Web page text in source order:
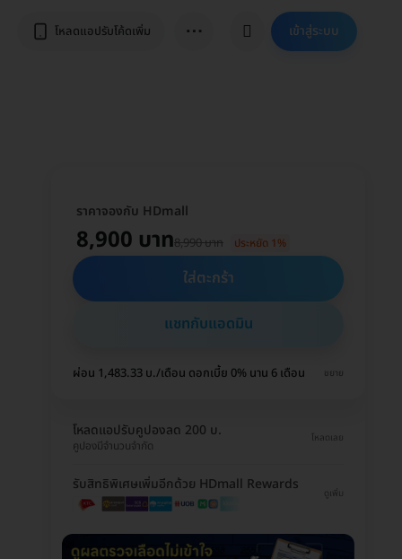
โหลดแอปรับโค้ดเพิ่ม ⋯ เข้าสู่ระบบ
ราคาจองกับ HDmall
8,900 บาท8,990 บาท ประหยัด 1%
ใส่ตะกร้า
แชทกับแอดมิน
ผ่อน 1,483.33 บ./เดือน ดอกเบี้ย 0% นาน 6 เดือน ขยาย
โหลดแอปรับคูปองลด 200 บ.
คูปองมีจำนวนจำกัด
โหลดเลย
รับสิทธิพิเศษเพิ่มอีกด้วย HDmall Rewards
ดูเพิ่ม